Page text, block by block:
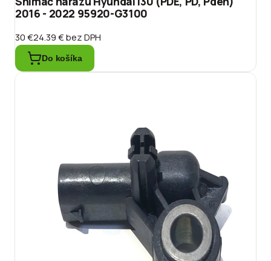
2016 - 2022 95920-G3100
30 €24.39 €bez DPH
Do košíka